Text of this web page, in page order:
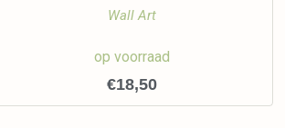
Wall Art
op voorraad
€18,50